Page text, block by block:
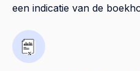
een indicatie van de